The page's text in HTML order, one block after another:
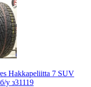
Hakkapeliitta 7 SUV
у з31119